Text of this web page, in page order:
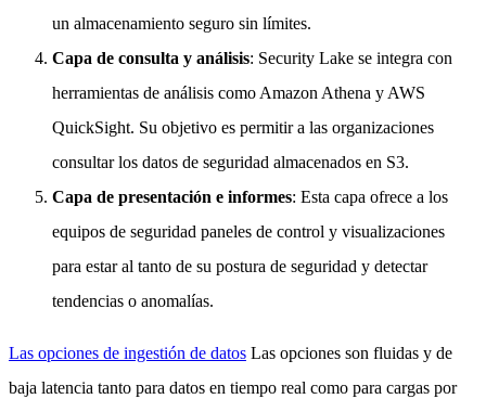
un almacenamiento seguro sin límites.
Capa de consulta y análisis: Security Lake se integra con
herramientas de análisis como Amazon Athena y AWS
QuickSight. Su objetivo es permitir a las organizaciones
consultar los datos de seguridad almacenados en S3.
Capa de presentación e informes: Esta capa ofrece a los
equipos de seguridad paneles de control y visualizaciones
para estar al tanto de su postura de seguridad y detectar
tendencias o anomalías.
Las opciones de ingestión de datos Las opciones son fluidas y de
baja latencia tanto para datos en tiempo real como para cargas por